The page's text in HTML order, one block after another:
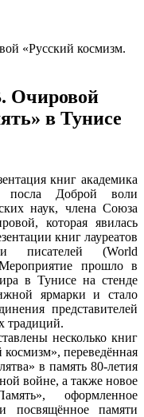
«Русский космизм.
Очировой
в Тунисе
книг академика
посла Доброй воли
наук, члена Союза
которая явилась
книг лауреатов
писателей (World
прошло в
в Тунисе на стенде
ярмарки и стало
представителей
традиций.
несколько книг
переведённая
в память 80-летия
войне, а также новое
оформленное
посвящённое памяти